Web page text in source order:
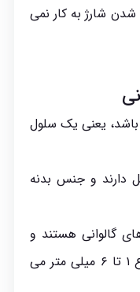
شدن شارژ به کار نمی
یعنی یک سلول
دارند و جنس بدنه
گالوانی هستند و
دارای قطر ۵ تا ۲۰ میلی متر و ارتفاع ۱ تا ۶ میلی متر می